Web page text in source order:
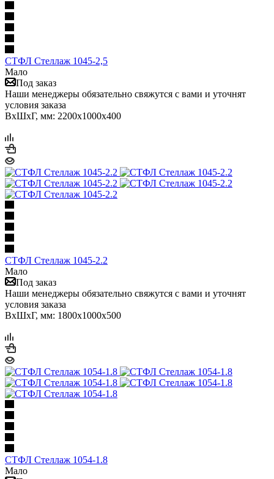
СТФЛ Стеллаж 1045-2,5
Мало
Под заказ
Наши менеджеры обязательно свяжутся с вами и уточнят
условия заказа
ВхШхГ, мм: 2200x1000x400
СТФЛ Стеллаж 1045-2.2
Мало
Под заказ
Наши менеджеры обязательно свяжутся с вами и уточнят
условия заказа
ВхШхГ, мм: 1800x1000x500
СТФЛ Стеллаж 1054-1.8
Мало